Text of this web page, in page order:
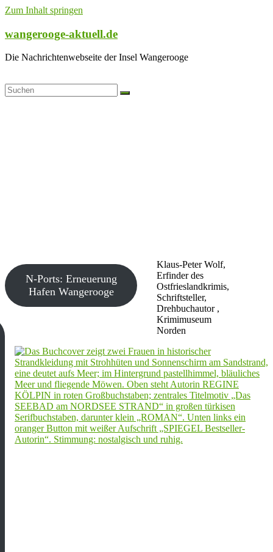
Zum Inhalt springen
wangerooge-aktuell.de
Die Nachrichtenwebseite der Insel Wangerooge
Klaus-Peter Wolf,
Erfinder des
Ostfrieslandkrimis,
Schriftsteller,
Drehbuchautor ,
Krimimuseum
Norden
N-Ports: Erneuerung
Hafen Wangerooge